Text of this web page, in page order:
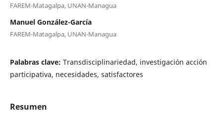
FAREM-Matagalpa, UNAN-Managua
Manuel González-García
FAREM-Matagalpa, UNAN-Managua
Palabras clave: Transdisciplinariedad, investigación acción
participativa, necesidades, satisfactores
Resumen